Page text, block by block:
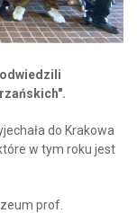
do Krakowa
w tym roku jest
prof.